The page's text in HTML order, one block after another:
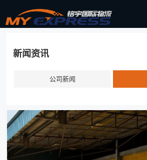
新闻资讯
公司新闻